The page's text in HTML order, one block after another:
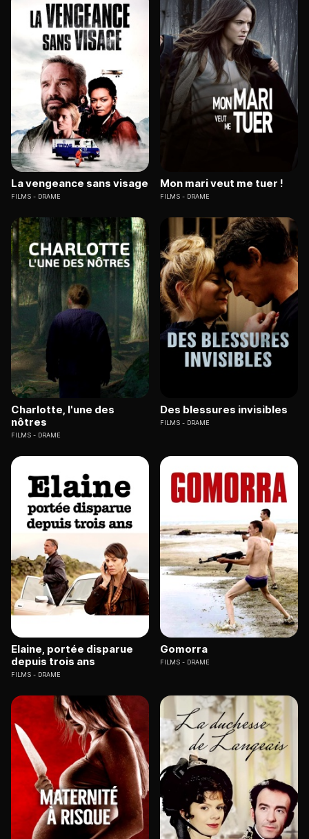
La vengeance sans visage
FILMS DRAME
Mon mari veut me tuer !
FILMS DRAME
Charlotte, l'une des
nôtres
FILMS DRAME
Des blessures invisibles
FILMS DRAME
Elaine, portée disparue
depuis trois ans
FILMS DRAME
Gomorra
FILMS DRAME